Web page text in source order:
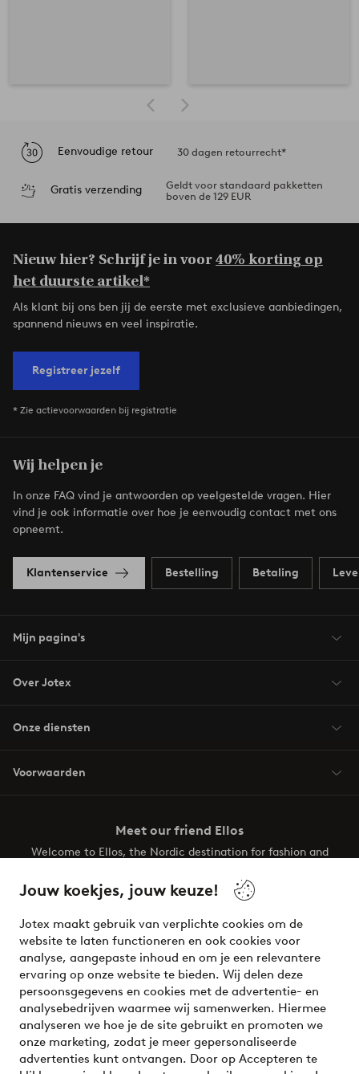
Jouw koekjes, jouw keuze!
Jotex maakt gebruik van verplichte cookies om de
website te laten functioneren en ook cookies voor
analyse, aangepaste inhoud en om je een relevantere
ervaring op onze website te bieden. Wij delen deze
persoonsgegevens en cookies met de advertentie- en
analysebedrijven waarmee wij samenwerken. Hiermee
analyseren we hoe je de site gebruikt en promoten we
onze marketing, zodat je meer gepersonaliseerde
advertenties kunt ontvangen. Door op Accepteren te
Eenvoudige retour 30 dagen retourrecht*
Gratis verzending
Geldt voor standaard pakketten
boven de 129 EUR
Nieuw hier? Schrijf je in voor40% korting op
het duurste artikel*
Als klant bij ons ben jij de eerste met exclusieve aanbiedingen,
spannend nieuws en veel inspiratie.
Registreer jezelf
* Zie actievoorwaarden bij registratie
Wij helpen je
In onze FAQ vind je antwoorden op veelgestelde vragen. Hier
vind je ook informatie over hoe je eenvoudig contact met ons
opneemt.
Klantenservice Bestelling Betaling
Mijn pagina's
Over Jotex
Onze diensten
Voorwaarden
Meet our friend Ellos
Welcome to Ellos, the Nordic destination for fashion and
your wardrobe. Your next inspiring look is here!
Veilig betalen - Nu betalen of opsplitsen
Wil je meer weten over onze betaalopties?